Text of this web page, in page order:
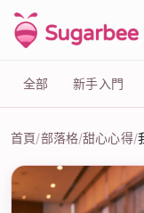
全部 新手入門
首頁/部落格/甜心心得/